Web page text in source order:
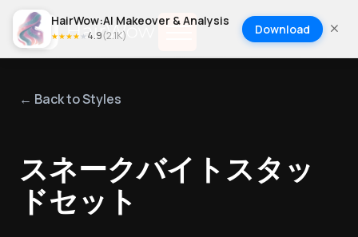
HairWow:AI Makeover & Analysis
★★★★ ★4.9(2.1K) Download
← Back to Styles
スネークバイトスタッ
ドセット